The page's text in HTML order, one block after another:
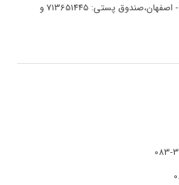
آدرس : کیلومتر 25 جاده شیراز - اصفهان،صندوق پستی: 713651445 و